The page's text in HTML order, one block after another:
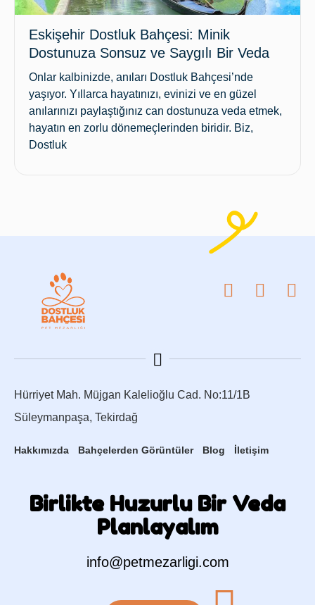
Eskişehir Dostluk Bahçesi: Minik
Dostunuza Sonsuz ve Saygılı Bir Veda
Onlar kalbinizde, anıları Dostluk Bahçesi’nde
yaşıyor. Yıllarca hayatınızı, evinizi ve en güzel
anılarınızı paylaştığınız can dostunuza veda etmek,
hayatın en zorlu dönemeçlerinden biridir. Biz,
Dostluk
Hürriyet Mah. Müjgan Kalelioğlu Cad. No:11/1B
Süleymanpaşa, Tekirdağ
Hakkımızda Bahçelerden Görüntüler Blog İletişim
Birlikte Huzurlu Bir Veda
Planlayalım
info@petmezarligi.com